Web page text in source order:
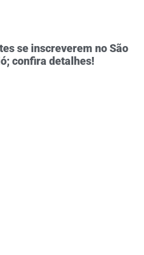
se inscreverem no São
confira detalhes!